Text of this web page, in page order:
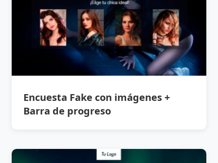
Encuesta Fake con imágenes +
Barra de progreso